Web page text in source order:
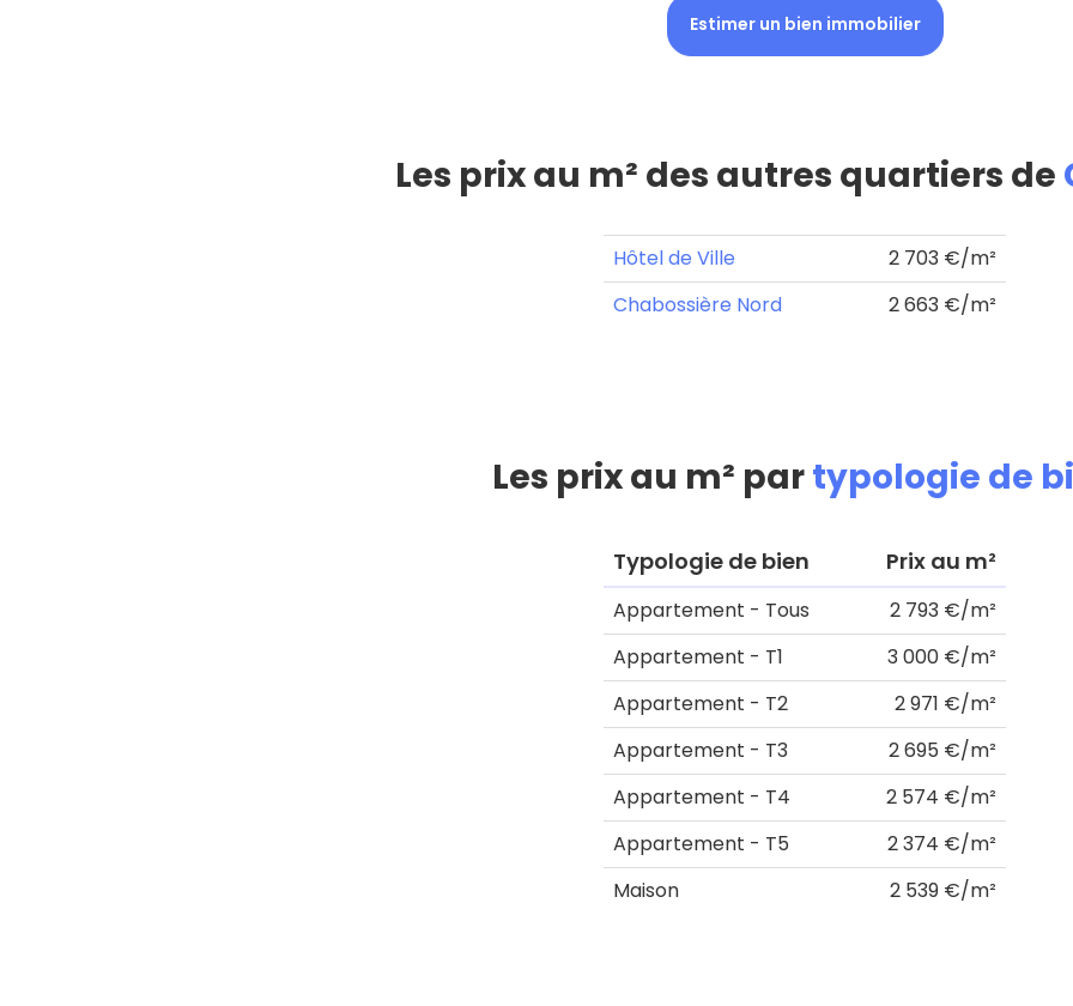
Estimer un bien immobilier
Les prix au m² des autres quartiers de
Hôtel de Ville
2 703 €/m²
Chabossière Nord
2 663 €/m²
Les prix au m² partypologie de
Typologie de bien Prix au m²
Appartement - Tous
2 793 €/m²
Appartement - T1
3 000 €/m²
Appartement - T2
2 971 €/m²
Appartement - T3
2 695 €/m²
Appartement - T4
2 574 €/m²
Appartement - T5
2 374 €/m²
Maison
2 539 €/m²